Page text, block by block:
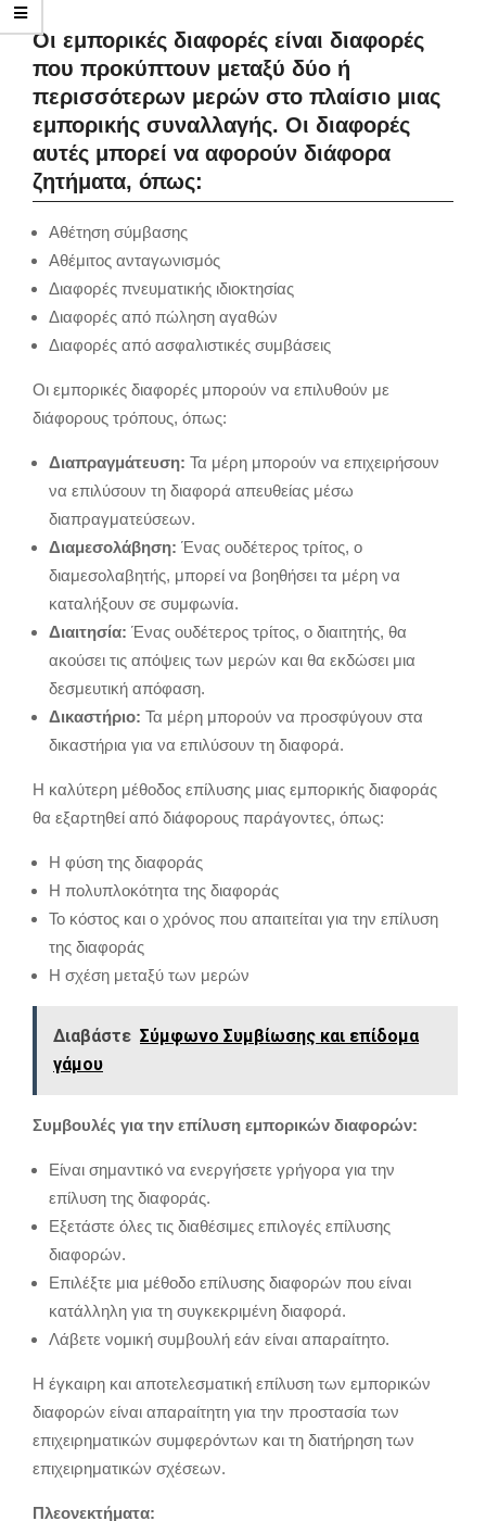
Οι εμπορικές διαφορές είναι διαφορές
που προκύπτουν μεταξύ δύο ή
περισσότερων μερών στο πλαίσιο μιας
εμπορικής συναλλαγής. Οι διαφορές
αυτές μπορεί να αφορούν διάφορα
ζητήματα, όπως:
Αθέτηση σύμβασης
Αθέμιτος ανταγωνισμός
Διαφορές πνευματικής ιδιοκτησίας
Διαφορές από πώληση αγαθών
Διαφορές από ασφαλιστικές συμβάσεις
Οι εμπορικές διαφορές μπορούν να επιλυθούν με
διάφορους τρόπους, όπως:
Διαπραγμάτευση: Τα μέρη μπορούν να επιχειρήσουν
να επιλύσουν τη διαφορά απευθείας μέσω
διαπραγματεύσεων.
Διαμεσολάβηση: Ένας ουδέτερος τρίτος, ο
διαμεσολαβητής, μπορεί να βοηθήσει τα μέρη να
καταλήξουν σε συμφωνία.
Διαιτησία: Ένας ουδέτερος τρίτος, ο διαιτητής, θα
ακούσει τις απόψεις των μερών και θα εκδώσει μια
δεσμευτική απόφαση.
Δικαστήριο: Τα μέρη μπορούν να προσφύγουν στα
δικαστήρια για να επιλύσουν τη διαφορά.
Η καλύτερη μέθοδος επίλυσης μιας εμπορικής διαφοράς
θα εξαρτηθεί από διάφορους παράγοντες, όπως:
Η φύση της διαφοράς
Η πολυπλοκότητα της διαφοράς
Το κόστος και ο χρόνος που απαιτείται για την επίλυση
της διαφοράς
Η σχέση μεταξύ των μερών
Διαβάστε Σύμφωνο Συμβίωσης και επίδομα
γάμου
Συμβουλές για την επίλυση εμπορικών διαφορών:
Είναι σημαντικό να ενεργήσετε γρήγορα για την
επίλυση της διαφοράς.
Εξετάστε όλες τις διαθέσιμες επιλογές επίλυσης
διαφορών.
Επιλέξτε μια μέθοδο επίλυσης διαφορών που είναι
κατάλληλη για τη συγκεκριμένη διαφορά.
Λάβετε νομική συμβουλή εάν είναι απαραίτητο.
Η έγκαιρη και αποτελεσματική επίλυση των εμπορικών
διαφορών είναι απαραίτητη για την προστασία των
επιχειρηματικών συμφερόντων και τη διατήρηση των
επιχειρηματικών σχέσεων.
Πλεονεκτήματα: